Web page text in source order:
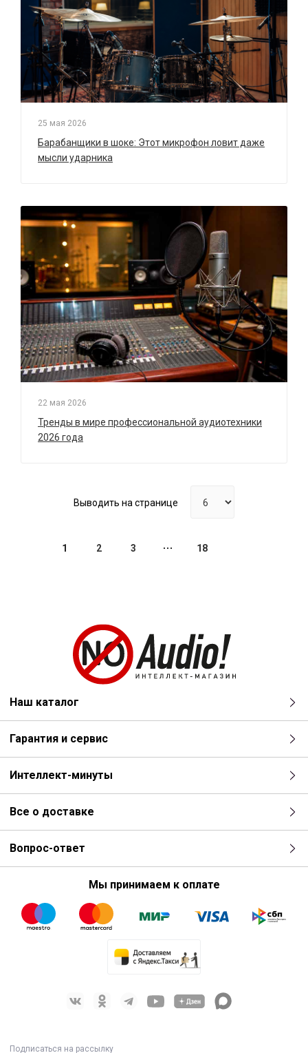
25 мая 2026
Барабанщики в шоке: Этот микрофон ловит даже
мысли ударника
22 мая 2026
Тренды в мире профессиональной аудиотехники
2026 года
Выводить на странице
1 2 3 18
Наш каталог
Гарантия и сервис
Интеллект-минуты
Все о доставке
Вопрос-ответ
Мы принимаем к оплате
Подписаться на рассылку